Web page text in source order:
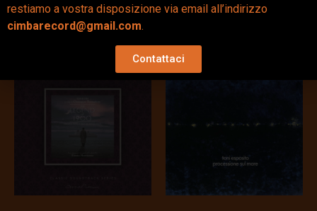
Aggiungi al carrello
restiamo a vostra disposizione via email all’indirizzo
cimbarecord@gmail.com.
Contattaci